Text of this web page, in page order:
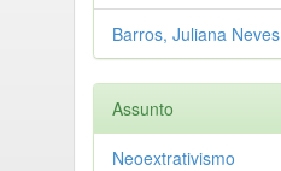
Barros, Juliana Neves
Assunto
Neoextrativismo